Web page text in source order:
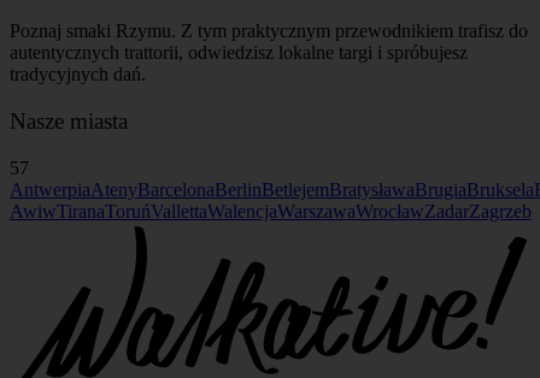
Poznaj smaki Rzymu. Z tym praktycznym przewodnikiem trafisz do
autentycznych trattorii, odwiedzisz lokalne targi i spróbujesz
tradycyjnych dań.
Nasze miasta
57
AntwerpiaAtenyBarcelonaBerlinBetlejemBratysławaBrugiaBruksela
AwiwTiranaToruńVallettaWalencjaWarszawaWrocławZadarZagrzeb